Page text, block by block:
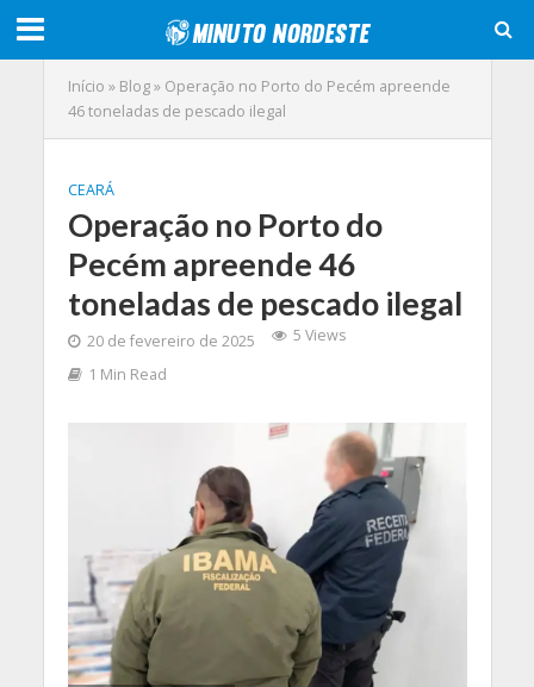
Início » Blog» Operação no Porto do Pecém apreende
46 toneladas de pescado ilegal
CEARÁ
Operação no Porto do
Pecém apreende 46
toneladas de pescado ilegal
20 de fevereiro de 2025
5 Views
1 Min Read